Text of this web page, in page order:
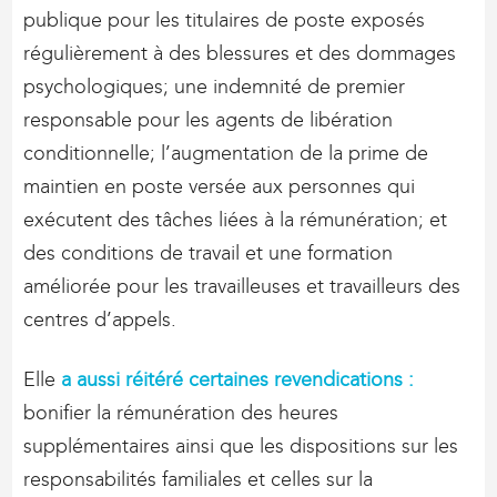
publique pour les titulaires de poste exposés
régulièrement à des blessures et des dommages
psychologiques; une indemnité de premier
responsable pour les agents de libération
conditionnelle; l’augmentation de la prime de
maintien en poste versée aux personnes qui
exécutent des tâches liées à la rémunération; et
des conditions de travail et une formation
améliorée pour les travailleuses et travailleurs des
centres d’appels.
Elle a aussi réitéré certaines revendications :
bonifier la rémunération des heures
supplémentaires ainsi que les dispositions sur les
responsabilités familiales et celles sur la